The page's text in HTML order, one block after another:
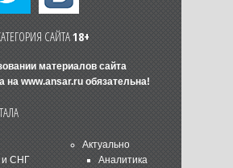
САЙТА18+
материалов сайта
на www.ansar.ruобязательна!
и СНГ
Актуально
Аналитика